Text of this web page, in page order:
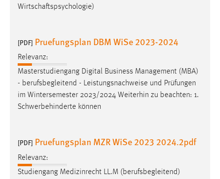
Wirtschaftspsychologie)
[PDF] Pruefungsplan DBM WiSe 2023-2024
Relevanz:
Masterstudiengang Digital Business Management (MBA)
- berufsbegleitend - Leistungsnachweise und Prüfungen
im Wintersemester 2023/2024 Weiterhin zu beachten: 1.
Schwerbehinderte können
[PDF] Pruefungsplan MZR WiSe 2023 2024.2pdf
Relevanz:
Studiengang Medizinrecht LL.M (berufsbegleitend)